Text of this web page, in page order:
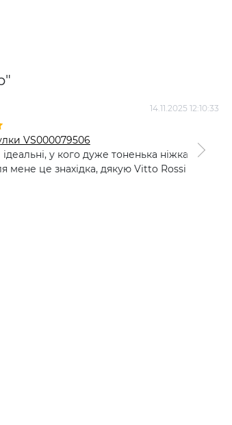
14.11.2025 12:10:33
VS000079506
у кого дуже тоненька ніжка
мене це знахідка, дякую Vitto Rossi